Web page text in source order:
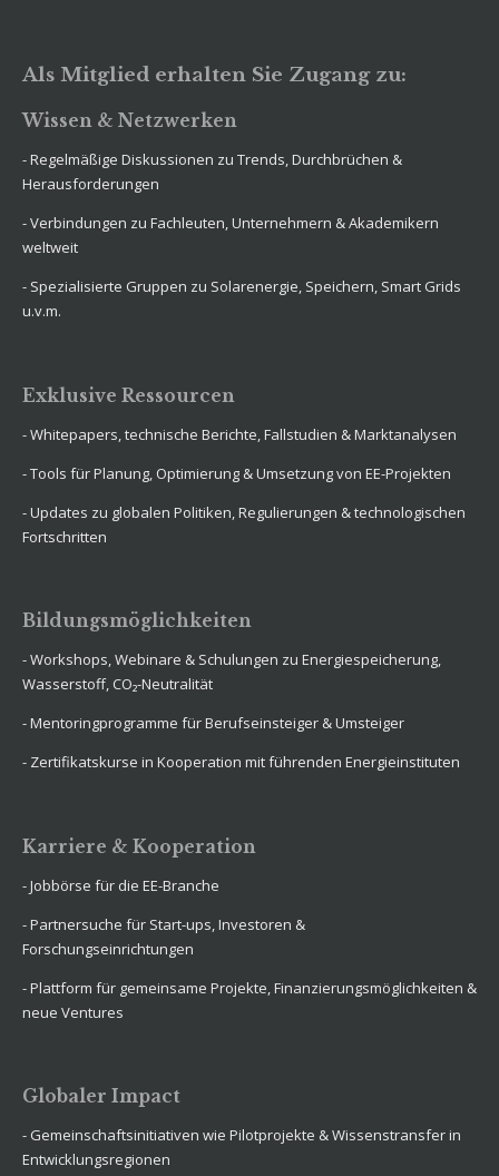
Als Mitglied erhalten Sie Zugang zu:
Wissen & Netzwerken
- Regelmäßige Diskussionen zu Trends, Durchbrüchen &
Herausforderungen
- Verbindungen zu Fachleuten, Unternehmern & Akademikern
weltweit
- Spezialisierte Gruppen zu Solarenergie, Speichern, Smart Grids
u.v.m.
Exklusive Ressourcen
- Whitepapers, technische Berichte, Fallstudien & Marktanalysen
- Tools für Planung, Optimierung & Umsetzung von EE-Projekten
- Updates zu globalen Politiken, Regulierungen & technologischen
Fortschritten
Bildungsmöglichkeiten
- Workshops, Webinare & Schulungen zu Energie­speicherung,
Wasserstoff, CO₂-Neutralität
- Mentoringprogramme für Berufseinsteiger & Umsteiger
- Zertifikatskurse in Kooperation mit führenden Energieinstituten
Karriere & Kooperation
- Jobbörse für die EE-Branche
- Partnersuche für Start-ups, Investoren &
Forschungseinrichtungen
- Plattform für gemeinsame Projekte, Finanzierungsmöglichkeiten &
neue Ventures
Globaler Impact
- Gemeinschaftsinitiativen wie Pilotprojekte & Wissenstransfer in
Entwicklungsregionen